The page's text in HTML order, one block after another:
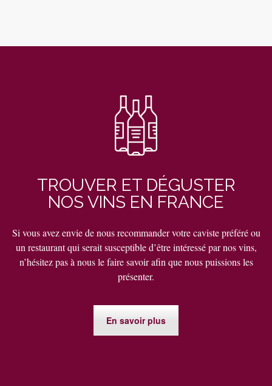
TROUVER ET DÉGUSTER
NOS VINS EN FRANCE
Si vous avez envie de nous recommander votre caviste préféré ou
un restaurant qui serait susceptible d’être intéressé par nos vins,
n’hésitez pas à nous le faire savoir afin que nous puissions les
présenter.
En savoir plus